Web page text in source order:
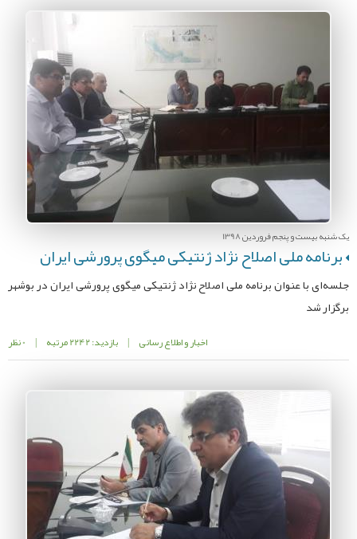
یک شنبه بیست و پنجم فروردین 1398
برنامه ملی اصلاح نژاد ژنتیکی میگوی پرورشی ایران
جلسه‌ای با عنوان برنامه ملی اصلاح نژاد ژنتیکی میگوی پرورشی ایران در بوشهر
برگزار شد
اخبار و اطلاع رسانی | بازدید: 2242 مرتبه | 0 نظر